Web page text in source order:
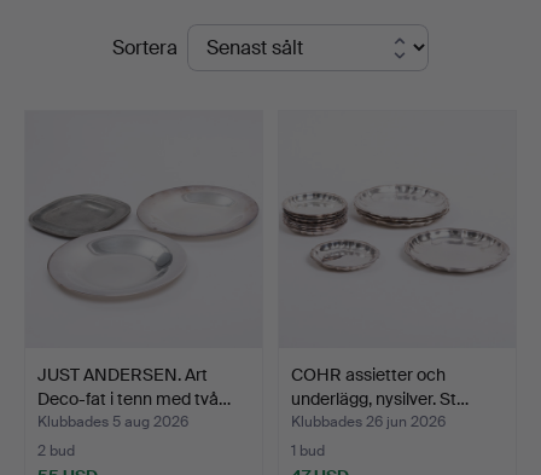
SlutpriserSortera
JUST ANDERSEN. Art
Deco-fat i tenn med två…
Klubbades 5 aug 2026
2 bud
COHR assietter och
underlägg, nysilver. St…
Klubbades 26 jun 2026
1 bud